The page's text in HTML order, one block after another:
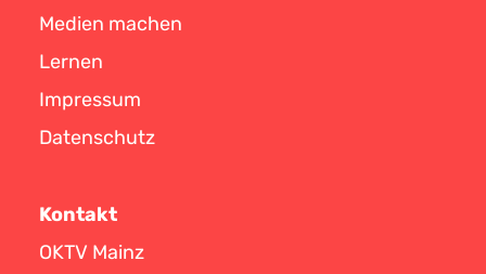
Medien machen
Lernen
Impressum
Datenschutz
Kontakt
OKTV Mainz